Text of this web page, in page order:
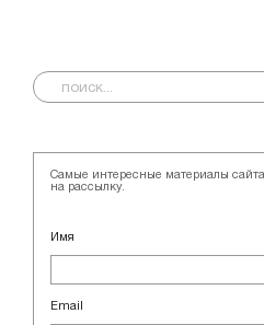
Самые интересные материалы
на рассылку.
Имя
Email